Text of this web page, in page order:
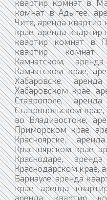
квартир комнат в
комнат в Адыгее,
Чите, аренда квартир
крае, аренда
квартир комнат в
квартир комнат
Камчатском,
Камчатском крае,
Хабаровске,
Хабаровском крае,
Ставрополе,
Ставропольском
во Владивостоке,
Приморском крае,
Красноярске,
Красноярском крае,
Краснодаре,
Краснодарском крае,
Барнауле, аренда
крае, аренда
аренда квартир